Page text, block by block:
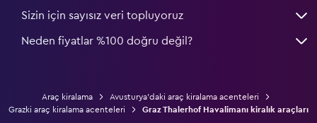
Sizin için sayısız veri topluyoruz
Neden fiyatlar %100 doğru değil?
Araç kiralama
Avusturya'daki araç kiralama acenteleri
Grazki araç kiralama acenteleri
Graz Thalerhof Havalimanı kiralık araçları